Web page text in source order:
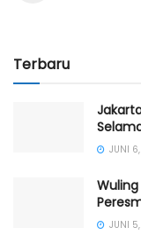
Terbaru
JUNI
Wuling
JUNI